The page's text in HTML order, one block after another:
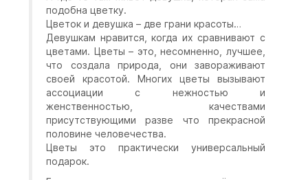
подобна цветку.
Цветок и девушка – две грани красоты…
Девушкам нравится, когда их сравнивают с
цветами. Цветы – это, несомненно, лучшее,
что создала природа, они завораживают
своей красотой. Многих цветы вызывают
ассоциации с нежностью и
женственностью, качествами
присутствующими разве что прекрасной
половине человечества.
Цветы это практически универсальный
подарок.